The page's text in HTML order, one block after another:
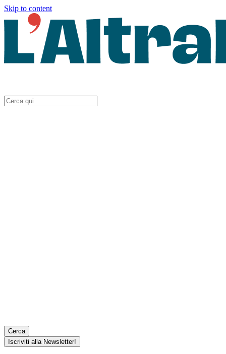
Skip to content
Cerca
Iscriviti alla Newsletter!